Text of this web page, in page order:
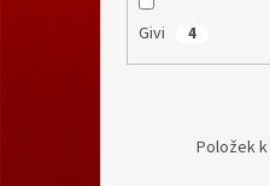
Givi 4
Položek